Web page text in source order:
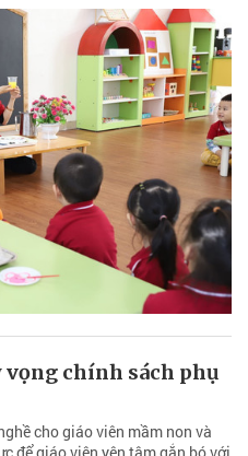
vọng chính sách phụ
cho giáo viên mầm non và